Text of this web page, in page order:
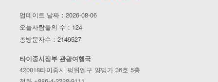
업데이트 날짜：2026-08-06
오늘사람들의 수：124
총방문자수：2149527
타이중시정부 관광여행국
420018타이중시 펑위엔구 양밍가 36호 5층